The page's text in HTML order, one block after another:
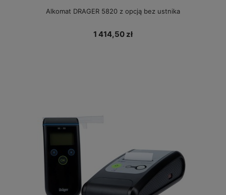
Alkomat DRAGER 5820 z opcją bez ustnika
1 414,50 zł